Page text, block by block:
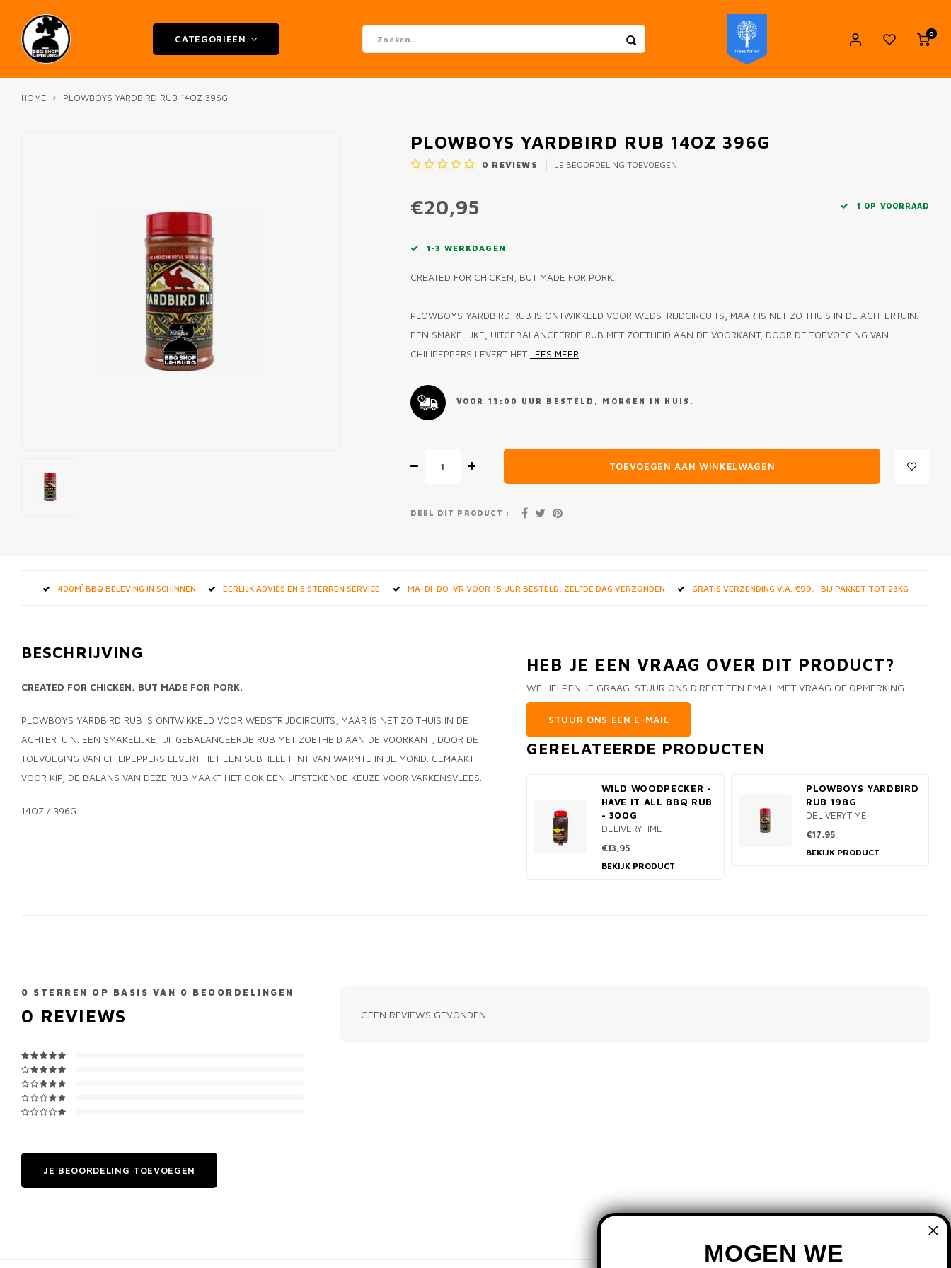
CATEGORIEËN
0
HOME PLOWBOYS YARDBIRD RUB 14OZ 396G
PLOWBOYS YARDBIRD RUB 14OZ 396G
0 REVIEWS JE BEOORDELING TOEVOEGEN
€20,95 1 OP VOORRAAD
1-3 WERKDAGEN
CREATED FOR CHICKEN, BUT MADE FOR PORK.
PLOWBOYS YARDBIRD RUB IS ONTWIKKELD VOOR WEDSTRIJDCIRCUITS, MAAR IS NET ZO THUIS IN DE ACHTERTUIN.
EEN SMAKELIJKE, UITGEBALANCEERDE RUB MET ZOETHEID AAN DE VOORKANT, DOOR DE TOEVOEGING VAN
CHILIPEPPERS LEVERT HET LEES MEER
VOOR 13:00 UUR BESTELD, MORGEN IN HUIS.
TOEVOEGEN AAN WINKELWAGEN
DEEL DIT PRODUCT :
400M² BBQ BELEVING IN SCHINNEN EERLIJK ADVIES EN 5 STERREN SERVICE MA-DI-DO-VR VOOR 15 UUR BESTELD, ZELFDE DAG VERZONDEN GRATIS VERZENDING V.A. €99,- BIJ PAKKET TOT 23KG
BESCHRIJVING
CREATED FOR CHICKEN, BUT MADE FOR PORK.
PLOWBOYS YARDBIRD RUB IS ONTWIKKELD VOOR WEDSTRIJDCIRCUITS, MAAR IS NET ZO THUIS IN DE
ACHTERTUIN. EEN SMAKELIJKE, UITGEBALANCEERDE RUB MET ZOETHEID AAN DE VOORKANT, DOOR DE
TOEVOEGING VAN CHILIPEPPERS LEVERT HET EEN SUBTIELE HINT VAN WARMTE IN JE MOND. GEMAAKT
VOOR KIP, DE BALANS VAN DEZE RUB MAAKT HET OOK EEN UITSTEKENDE KEUZE VOOR VARKENSVLEES.
14OZ / 396G
HEB JE EEN VRAAG OVER DIT PRODUCT?
WE HELPEN JE GRAAG. STUUR ONS DIRECT EEN EMAIL MET VRAAG OF OPMERKING.
STUUR ONS EEN E-MAIL
GERELATEERDE PRODUCTEN
WILD WOODPECKER -
HAVE IT ALL BBQ RUB
- 300G
DELIVERYTIME
€13,95
BEKIJK PRODUCT
PLOWBOYS YARDBIRD
RUB 198G
DELIVERYTIME
€17,95
BEKIJK PRODUCT
0 STERREN OP BASIS VAN 0 BEOORDELINGEN
0 REVIEWS
JE BEOORDELING TOEVOEGEN
GEEN REVIEWS GEVONDEN...
MOGEN WE